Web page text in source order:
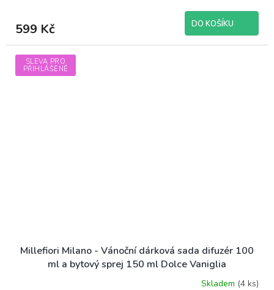
599 Kč DO KOŠÍKU
SLEVA PRO
PŘIHLÁŠENÉ
Millefiori Milano - Vánoční dárková sada difuzér 100
ml a bytový sprej 150 ml Dolce Vaniglia
Skladem (4 ks)